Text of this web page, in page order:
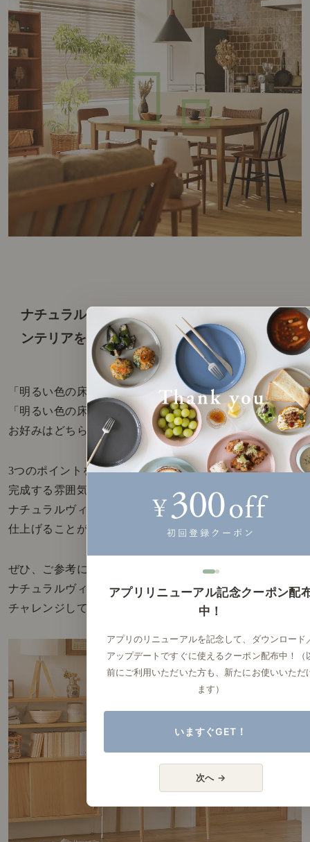
ナチュラルヴィンテージコーディネートでイ
ンテリアを楽しもう。
「明るい色の床×明るい色の家具」と
「明るい色の床×濃い色の家具」、
お好みはどちらでしたか？
3つのポイントを使い分けることで、
完成する雰囲気は違えど、
ナチュラルヴィンテージなお部屋に
仕上げることができます。
ぜひ、ご参考にいただき、
ナチュラルヴィンテージコーディネートに
チャレンジしてみてください。
アプリリニューアル記念クーポン配
中！
アプリのリニューアルを記念して、ダウンロード
アップデートですぐに使えるクーポン配布中！（
前にご利用いただいた方も、新たにお使いいただ
ます）
いますぐGET！
次へ →